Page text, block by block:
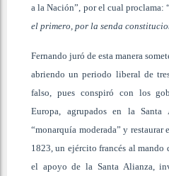
a la Nación”, por el cual proclama:
el primero, por la senda
Fernando juró de esta manera
abriendo un periodo liberal de
falso, pues conspiró con los
Europa, agrupados en la
“monarquía moderada” y
1823, un ejército francés al mando
el apoyo de la Santa Alianza,